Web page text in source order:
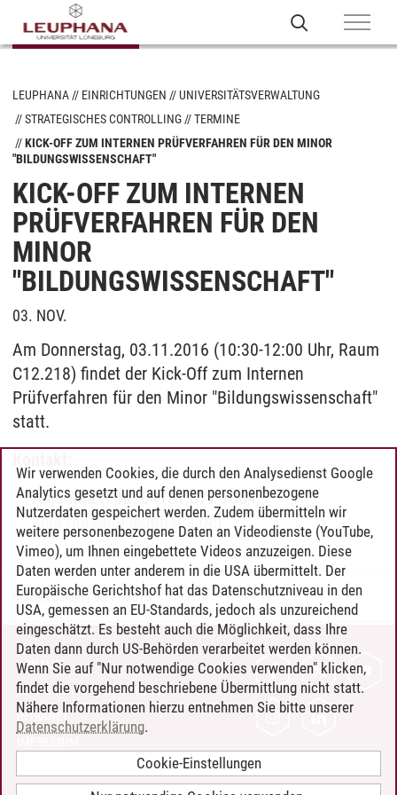
LEUPHANA EINRICHTUNGEN
UNIVERSITÄTSVERWALTUNG
STRATEGISCHES CONTROLLING
TERMINE
KICK-OFF ZUM INTERNEN PRÜFVERFAHREN FÜR DEN MINOR
"BILDUNGSWISSENSCHAFT"
KICK-OFF ZUM INTERNEN
PRÜFVERFAHREN FÜR DEN
MINOR
"BILDUNGSWISSENSCHAFT"
03. NOV.
Am Donnerstag, 03.11.2016 (10:30-12:00 Uhr, Raum
C12.218) findet der Kick-Off zum Internen
Prüfverfahren für den Minor "Bildungswissenschaft"
statt.
Anja Rau (Fon: 04131 677-1064;
anja.rau@uni.leuphana.de)
Norbert Sattler/03.11.2016
KONTAKT
LEUPHANA ALS ARBEITGEBER
INTRANET
Wir verwenden Cookies, die durch den Analysedienst Google
Analytics gesetzt und auf denen personenbezogene
Nutzerdaten gespeichert werden. Zudem übermitteln wir
weitere personenbezogene Daten an Videodienste (YouTube,
Vimeo), um Ihnen eingebettete Videos anzuzeigen. Diese
Daten werden unter anderem in die USA übermittelt. Der
Europäische Gerichtshof hat das Datenschutzniveau in den
USA, gemessen an EU-Standards, jedoch als unzureichend
eingeschätzt. Es besteht auch die Möglichkeit, dass Ihre
Daten dann durch US-Behörden verarbeitet werden können.
Wenn Sie auf "Nur notwendige Cookies verwenden" klicken,
findet die vorgehend beschriebene Übermittlung nicht statt.
Nähere Informationen hierzu entnehmen Sie bitte unserer
Datenschutzerklärung.
Cookie-Einstellungen